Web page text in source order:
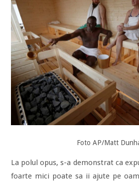
Foto AP/Matt
La polul opus, s-a demonstrat ca
foarte mici poate sa ii ajute pe